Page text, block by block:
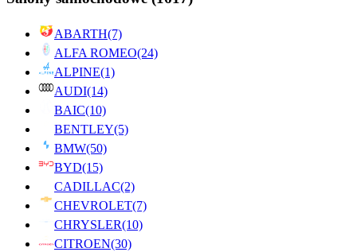
ABARTH(7)
ALFA ROMEO(24)
ALPINE(1)
AUDI(14)
BAIC(10)
BENTLEY(5)
BMW(50)
BYD(15)
CADILLAC(2)
CHEVROLET(7)
CHRYSLER(10)
CITROEN(30)